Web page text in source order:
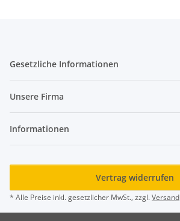
Gesetzliche Informationen
Unsere Firma
Informationen
Vertrag widerrufen
* Alle Preise inkl. gesetzlicher MwSt., zzgl.Versand